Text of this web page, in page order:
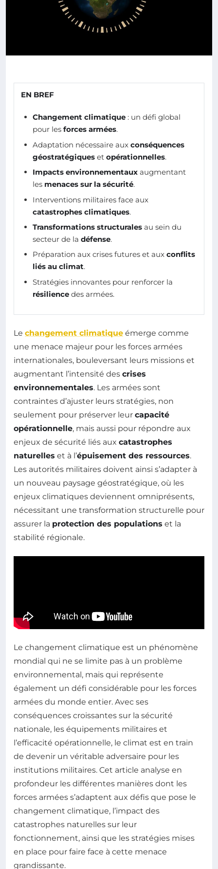
EN BREF
Changement climatique : un défi global
pour les forces armées.
Adaptation nécessaire aux conséquences
géostratégiques et opérationnelles.
Impacts environnementaux augmentant
les menaces sur la sécurité.
Interventions militaires face aux
catastrophes climatiques.
Transformations structurales au sein du
secteur de la défense.
Préparation aux crises futures et aux conflits
liés au climat.
Stratégies innovantes pour renforcer la
résilience des armées.
Le changement climatique émerge comme
une menace majeur pour les forces armées
internationales, bouleversant leurs missions et
augmentant l’intensité des crises
environnementales. Les armées sont
contraintes d’ajuster leurs stratégies, non
seulement pour préserver leur capacité
opérationnelle, mais aussi pour répondre aux
enjeux de sécurité liés aux catastrophes
naturelles et à l’épuisement des ressources.
Les autorités militaires doivent ainsi s’adapter à
un nouveau paysage géostratégique, où les
enjeux climatiques deviennent omniprésents,
nécessitant une transformation structurelle pour
assurer la protection des populations et la
stabilité régionale.
Le changement climatique est un phénomène
mondial qui ne se limite pas à un problème
environnemental, mais qui représente
également un défi considérable pour les forces
armées du monde entier. Avec ses
conséquences croissantes sur la sécurité
nationale, les équipements militaires et
l’efficacité opérationnelle, le climat est en train
de devenir un véritable adversaire pour les
institutions militaires. Cet article analyse en
profondeur les différentes manières dont les
forces armées s’adaptent aux défis que pose le
changement climatique, l’impact des
catastrophes naturelles sur leur
fonctionnement, ainsi que les stratégies mises
en place pour faire face à cette menace
grandissante.